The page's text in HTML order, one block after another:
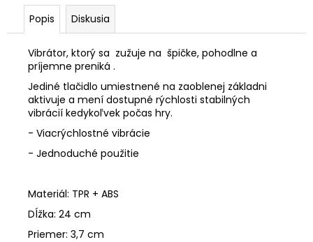
Popis Diskusia
Vibrátor, ktorý sa zužuje na špičke, pohodlne a
príjemne preniká .
Jediné tlačidlo umiestnené na zaoblenej základni
aktivuje a mení dostupné rýchlosti stabilných
vibrácií kedykoľvek počas hry.
- Viacrýchlostné vibrácie
- Jednoduché použitie
Materiál: TPR + ABS
Dĺžka: 24 cm
Priemer: 3,7 cm
LOVE
DESIRE
PREMIUM
EDITION
HOMME
100ML
DÁMSKE
FEROMÓNY
€28,90